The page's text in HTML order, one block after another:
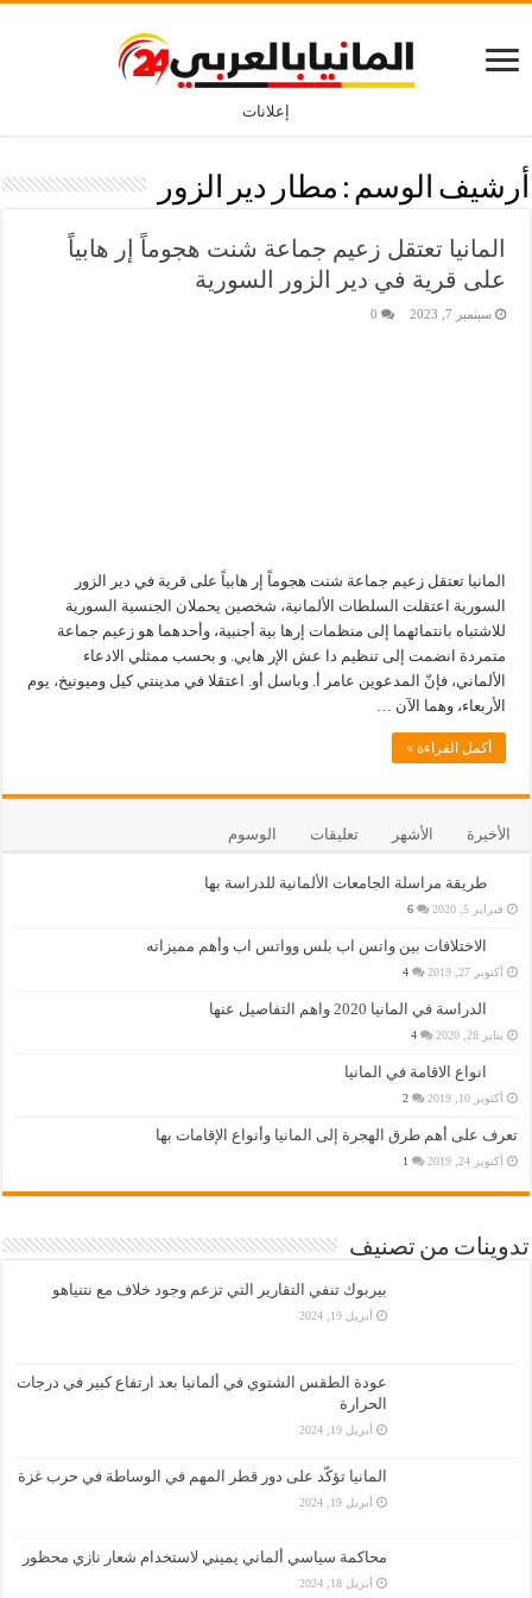
إعلانات
أرشيف الوسم : مطار دير الزور
المانيا تعتقل زعيم جماعة شنت هجوماً إر هابياً
على قرية في دير الزور السورية
سبتمبر 7, 2023 0
المانيا تعتقل زعيم جماعة شنت هجوماً إر هابياً على قرية في دير الزور
السورية اعتقلت السلطات الألمانية، شخصين يحملان الجنسية السورية
للاشتباه بانتمائهما إلى منظمات إرها بية أجنبية، وأحدهما هو زعيم جماعة
متمردة انضمت إلى تنظيم دا عش الإر هابي. و بحسب ممثلي الادعاء
الألماني، فإنّ المدعوين عامر أ. وباسل أو. اعتقلا في مدينتي كيل وميونيخ، يوم
الأربعاء، وهما الآن …
أكمل القراءة »
الأخيرة الأشهر تعليقات الوسوم
طريقة مراسلة الجامعات الألمانية للدراسة بها
فبراير 5, 2020 6
الاختلافات بين واتس اب بلس وواتس اب وأهم مميزاته
أكتوبر 27, 2019 4
الدراسة في المانيا 2020 واهم التفاصيل عنها
يناير 28, 2020 4
انواع الاقامة في المانيا
أكتوبر 10, 2019 2
تعرف على أهم طرق الهجرة إلى المانيا وأنواع الإقامات بها
أكتوبر 24, 2019 1
تدوينات من تصنيف
بيربوك تنفي التقارير التي تزعم وجود خلاف مع نتنياهو
أبريل 19, 2024
عودة الطقس الشتوي في ألمانيا بعد ارتفاع كبير في درجات
الحرارة
أبريل 19, 2024
المانيا تؤكّد على دور قطر المهم في الوساطة في حرب غزة
أبريل 19, 2024
محاكمة سياسي ألماني يميني لاستخدام شعار نازي محظور
أبريل 18, 2024